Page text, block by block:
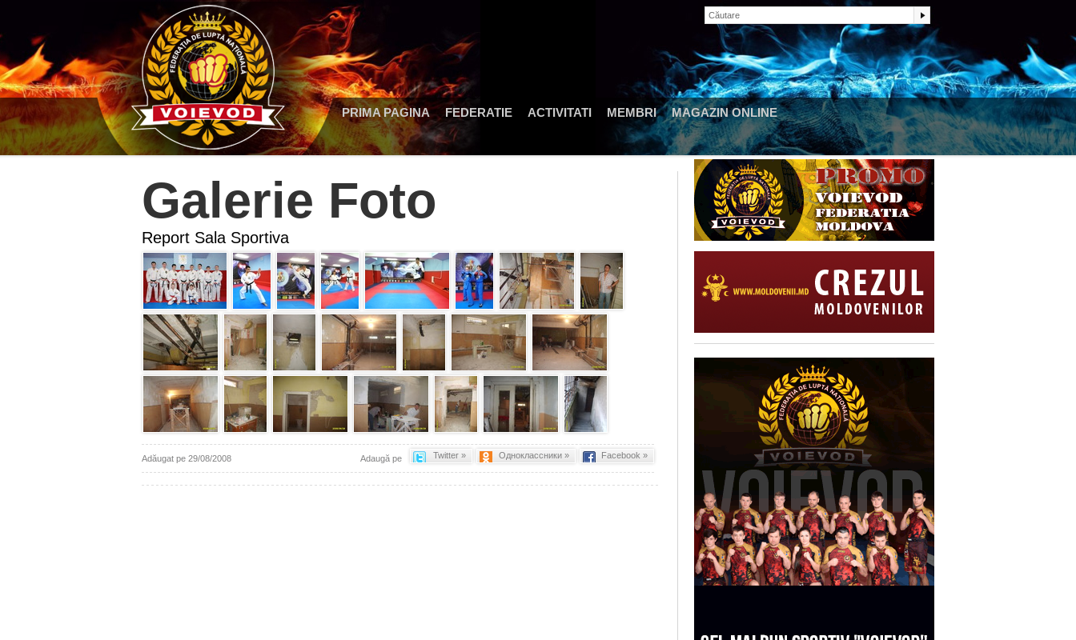
PRIMA PAGINA FEDERATIE ACTIVITATI MEMBRI MAGAZIN ONLINE
Galerie Foto
Report Sala Sportiva
Adăugat pe 29/08/2008 Facebook »
Одноклассники »
Twitter »
Adaugă pe